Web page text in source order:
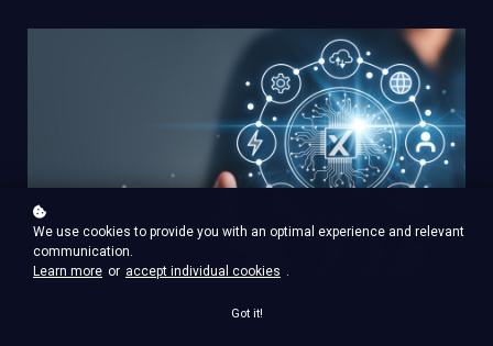
We use cookies to provide you with an optimal experience and relevant
communication.
Learn more or accept individual cookies .
Got it!